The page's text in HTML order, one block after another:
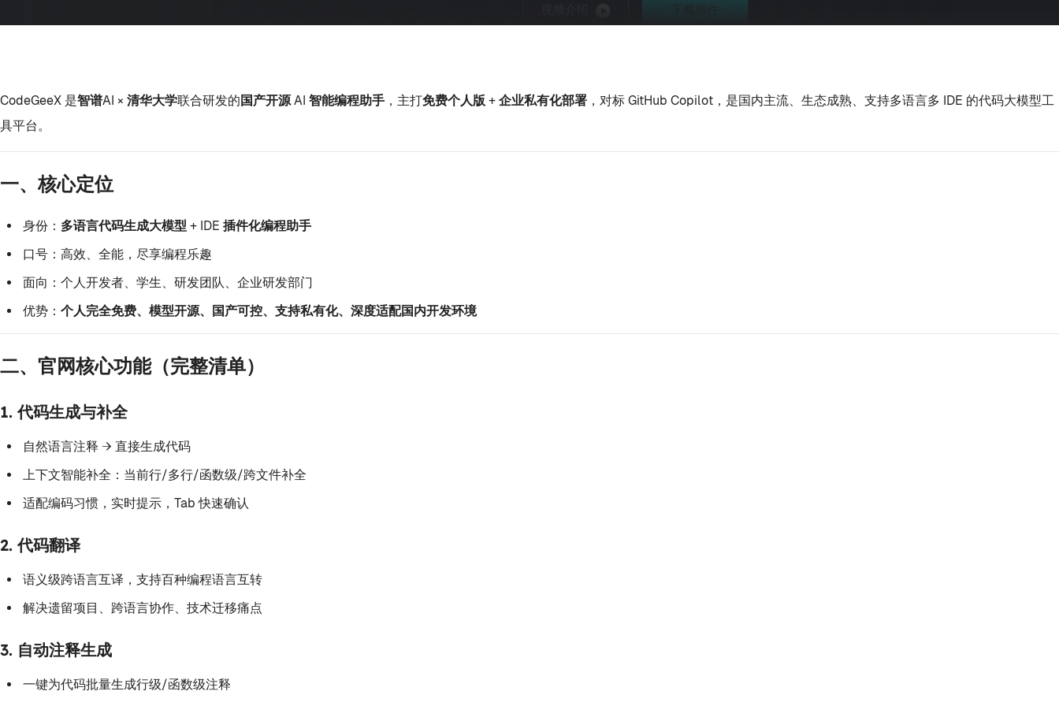
CodeGeeX 是智谱AI × 清华大学联合研发的 国产开源 AI 智能编程助手 ，主打免费个人版 + 企业私有化部署 ，对标 GitHub Copilot，是国内主流、生态成熟、支持多语言多 IDE 的代码大模型工
具平台。
一、核心定位
身份： 多语言代码生成大模型 + IDE 插件化编程助手
口号：高效、全能，尽享编程乐趣
面向：个人开发者、学生、研发团队、企业研发部门
优势： 个人完全免费、模型开源、国产可控、支持私有化、深度适配国内开发环境
二、官网核心功能（完整清单）
1. 代码生成与补全
自然语言注释 → 直接生成代码
上下文智能补全：当前行/多行/函数级/跨文件补全
适配编码习惯，实时提示，Tab 快速确认
2. 代码翻译
语义级跨语言互译，支持百种编程语言互转
解决遗留项目、跨语言协作、技术迁移痛点
3. 自动注释生成
一键为代码批量生成行级/函数级注释